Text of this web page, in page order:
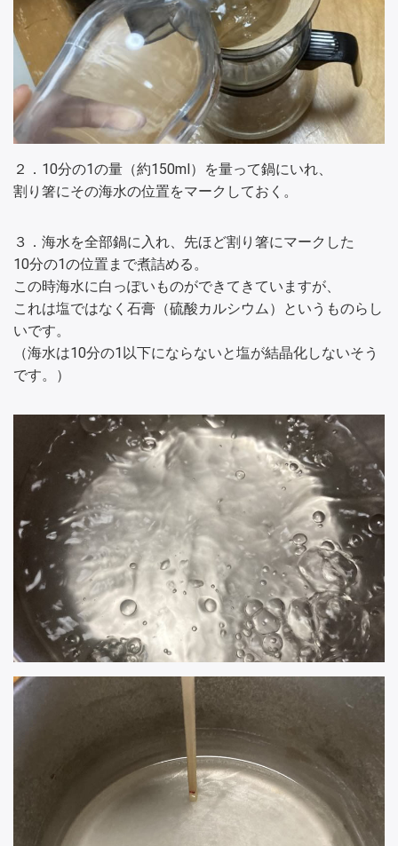
２．10分の1の量（約150ml）を量って鍋にいれ、
割り箸にその海水の位置をマークしておく。
３．海水を全部鍋に入れ、先ほど割り箸にマークした
10分の1の位置まで煮詰める。
この時海水に白っぽいものができてきていますが、
これは塩ではなく石膏（硫酸カルシウム）というものらし
いです。
（海水は10分の1以下にならないと塩が結晶化しないそう
です。）